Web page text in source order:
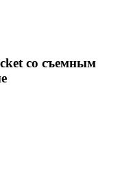
со съемным